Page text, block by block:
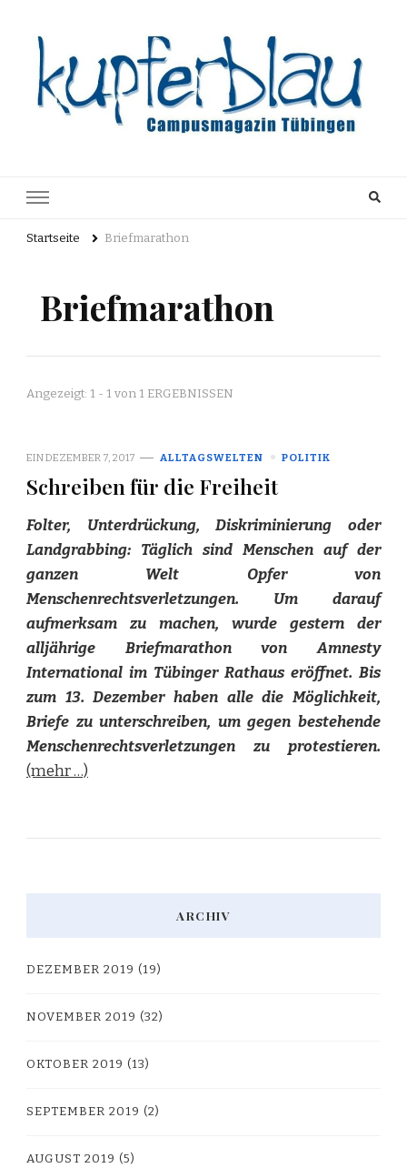
Archiv
Startseite Briefmarathon
Briefmarathon
Angezeigt: 1 - 1 von 1 ERGEBNISSEN
EINDEZEMBER 7, 2017 ALLTAGSWELTEN POLITIK
Schreiben für die Freiheit
Folter, Unterdrückung, Diskriminierung oder
Landgrabbing: Täglich sind Menschen auf der
ganzen Welt Opfer von
Menschenrechtsverletzungen. Um darauf
aufmerksam zu machen, wurde gestern der
alljährige Briefmarathon von Amnesty
International im Tübinger Rathaus eröffnet. Bis
zum 13. Dezember haben alle die Möglichkeit,
Briefe zu unterschreiben, um gegen bestehende
Menschenrechtsverletzungen zu protestieren.
(mehr …)
ARCHIV
DEZEMBER 2019 (19)
NOVEMBER 2019 (32)
OKTOBER 2019 (13)
SEPTEMBER 2019 (2)
AUGUST 2019 (5)